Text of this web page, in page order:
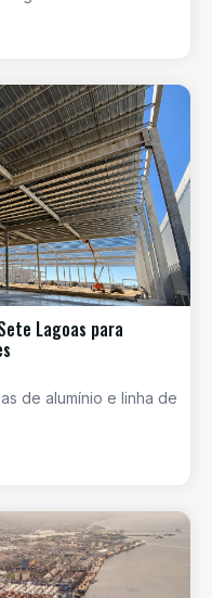
Lagoas para
de alumínio e linha de